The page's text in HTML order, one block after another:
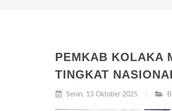
PEMKAB KOLAKA
TINGKAT
Senin, 13 Oktober 2025